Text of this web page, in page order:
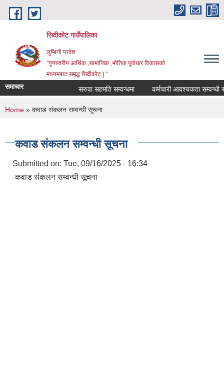
Skip to main content
रिब्दीकोट गाउँपालिका
लुम्बिनी प्रदेश
"गुणस्तरीय आर्थिक ,सामाजिक ,भौतिक पूर्वाधार विकासको
माध्यमबाट समृद्ध रिब्दीकोट | "
समाचार सरुवा सहमति सम्वन्धमा कर्मचारी आवश्यकता सम्वन्धी
You are here
Home » कवाड संकलन सम्वन्धी सूचना
कवाड संकलन सम्वन्धी सूचना
Submitted on: Tue, 09/16/2025 - 16:34
कवाड संकलन सम्वन्धी सूचना